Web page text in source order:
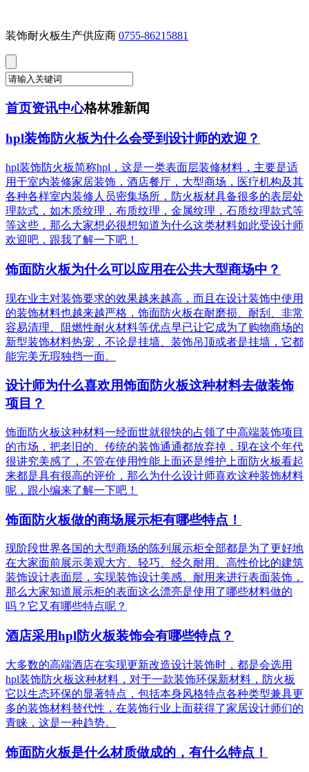
装饰耐火板生产供应商 0755-86215881
首页资讯中心格林雅新闻
hpl装饰防火板为什么会受到设计师的欢迎？
hpl装饰防火板简称hpl，这是一类表面层装修材料，主要是适
用于室内装修家居装饰，酒店餐厅，大型商场，医疗机构及其
各种各样室内装修人员密集场所，防火板材具备很多的表层处
理款式，如木质纹理，布质纹理，金属纹理，石质纹理款式等
等这些，那么大家想必很想知道为什么这类材料如此受设计师
欢迎吧，跟我了解一下吧！
饰面防火板为什么可以应用在公共大型商场中？
现在业主对装饰要求的效果越来越高，而且在设计装饰中使用
的装饰材料也越来越严格，饰面防火板在耐磨损、耐刮、非常
容易清理、阻燃性耐火材料等优点早已让它成为了购物商场的
新型装饰材料热宠，不论是挂墙、装饰吊顶或者是挂墙，它都
能完美无瑕独挡一面。
设计师为什么喜欢用饰面防火板这种材料去做装饰
项目？
饰面防火板这种材料一经面世就很快的占领了中高端装饰项目
的市场，把老旧的、传统的装饰通通都放弃掉，现在这个年代
很讲究美感了，不管在使用性能上面还是维护上面防火板看起
来都是具有很高的评价，那么为什么设计师喜欢这种装饰材料
呢，跟小编来了解一下吧！
饰面防火板做的商场展示柜有哪些特点！
现阶段世界各国的大型商场的陈列展示柜全部都是为了更好地
在大家面前展示美观大方、轻巧、经久耐用、高性价比的建筑
装饰设计表面层，实现装饰设计美感、耐用来进行表面装饰，
那么大家知道展示柜的表面这么漂亮是使用了哪些材料做的
吗？它又有哪些特点呢？
酒店采用hpl防火板装饰会有哪些特点？
大多数的高端酒店在实现更新改造设计装饰时，都是会选用
hpl装饰防火板这种材料，对于一款装饰环保新材料，防火板
它以生态环保的显著特点，包括本身风格特点各种类型兼具更
多的装饰材料替代性，在装饰行业上面获得了家居设计师们的
青睐，这是一种趋势。
饰面防火板是什么材质做成的，有什么特点！